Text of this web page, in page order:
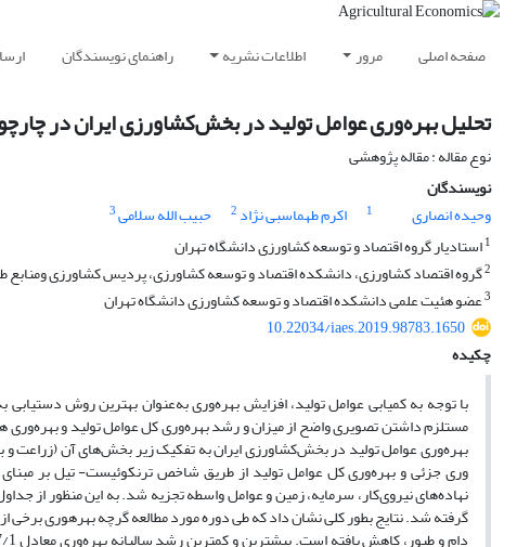
صفحه اصلی مرور اطلاعات نشریه راهنمای نویسندگان
تحلیل بهره‌‌وری عوامل تولید در بخش‌کشاورزی ایران در
نوع مقاله : مقاله پژوهشی
نویسندگان
وحیده انصاری
1 اکرم طهماسبی نژاد 2 حبیب الله سلامی3
1استادیار گروه اقتصاد و توسعه کشاورزی دانشگاه تهران
2گروه اقتصاد کشاورزی، دانشکده اقتصاد و توسعه کشاورزی، پردیس کشاورزی ومنابع
3عضو هئیت علمی دانشکده اقتصاد و توسعه کشاورزی دانشگاه تهران
10.22034/iaes.2019.98783.1650
چکیده
با توجه به کمیابی عوامل ‌تولید، افزایش بهره‌‌وری به‌عنوان بهترین روش
مستلزم داشتن تصویری واضح از میزان و رشد بهره‌وری کل عوامل تولید و
وری جزئی و بهره‌وری کل عوامل تولید از طریق شاخص ترنکوئیست- تیل بر
گرفته شد. نتایج بطور کلی نشان داد که طی دوره مورد مطالعه گرچه بهرهوری برخی